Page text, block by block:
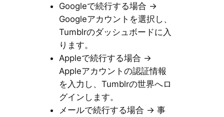
Googleで続行する場合 →
Googleアカウントを選択し、
Tumblrのダッシュボードに入
ります。
Appleで続行する場合 →
Appleアカウントの認証情報
を入力し、Tumblrの世界へロ
グインします。
メールで続行する場合 → 事